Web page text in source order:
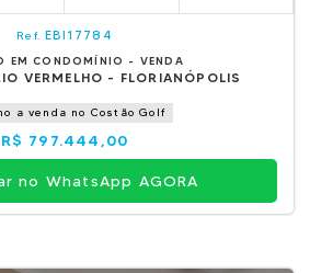
Ref. EBI17784
EM CONDOMÍNIO - VENDA
VERMELHO - FLORIANÓPOLIS
a venda no Costão Golf
R$ 797.444,00
no WhatsApp AGORA